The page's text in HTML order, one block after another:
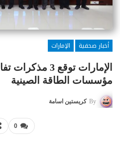
أخبار صحفية
الإمارات
الإمارات توقع 3
مؤسسات الطاقة الصينية
By كريستين اسامة
0